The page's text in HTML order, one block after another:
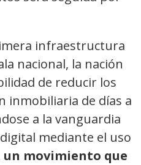
infraestructura
nacional, la nación
de reducir los
inmobiliaria de días a
a la vanguardia
mediante el uso
un movimiento que